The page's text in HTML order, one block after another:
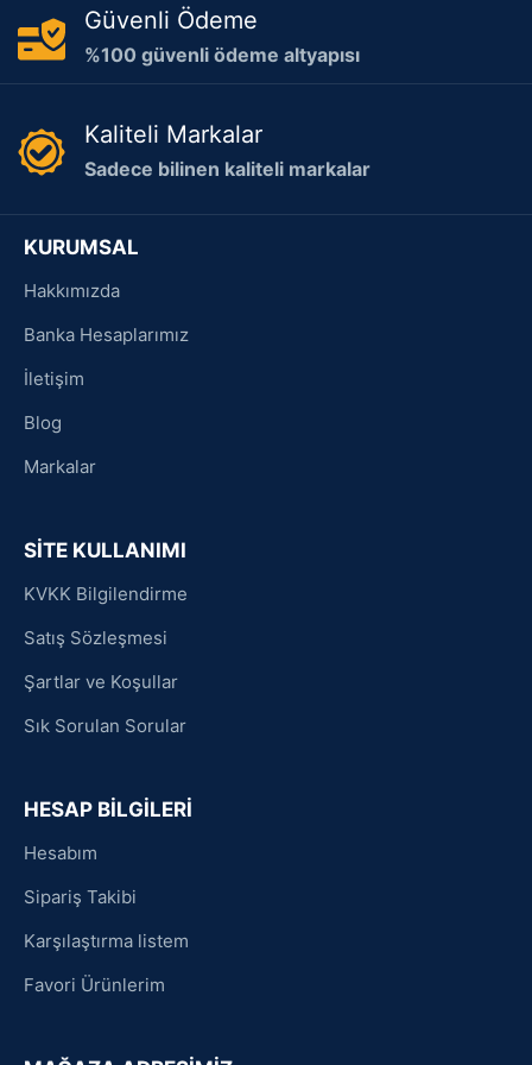
Güvenli Ödeme
%100 güvenli ödeme altyapısı
Kaliteli Markalar
Sadece bilinen kaliteli markalar
KURUMSAL
Hakkımızda
Banka Hesaplarımız
İletişim
Blog
Markalar
SİTE KULLANIMI
KVKK Bilgilendirme
Satış Sözleşmesi
Şartlar ve Koşullar
Sık Sorulan Sorular
HESAP BİLGİLERİ
Hesabım
Sipariş Takibi
Karşılaştırma listem
Favori Ürünlerim